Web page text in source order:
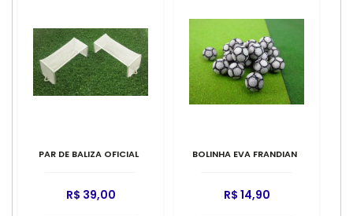
PAR DE BALIZA OFICIAL
R$ 39,00
BOLINHA EVA FRANDIAN
R$ 14,90